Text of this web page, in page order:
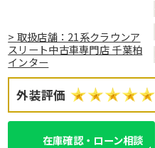
> 取扱店舗：21系クラウンア
スリート中古車専門店 千葉柏
インター
外装評価
在庫確認・ローン相談